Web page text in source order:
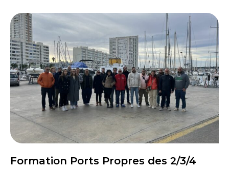
Formation Ports Propres des 2/3/4